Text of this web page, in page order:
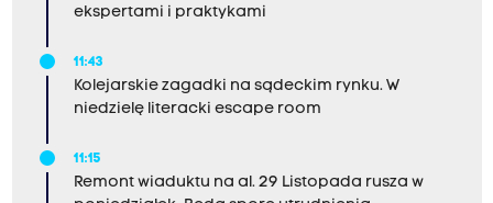
ekspertami i praktykami
11:43
Kolejarskie zagadki na sądeckim rynku. W
niedzielę literacki escape room
11:15
Remont wiaduktu na al. 29 Listopada rusza w